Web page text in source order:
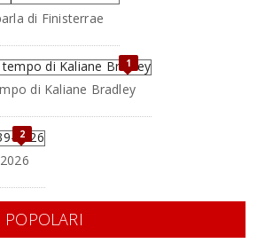
di Finisterrae
1
di Kaliane Bradley
2